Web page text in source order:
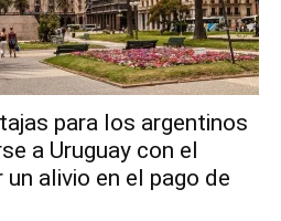
para los argentinos
a Uruguay con el
alivio en el pago de